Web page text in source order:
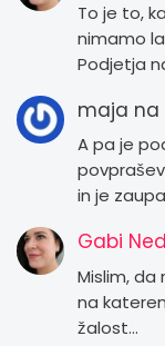
To je to,
nimamo
Podjetja
maja na
A pa je
in je
Gabi
Mislim, da
na
žalost…